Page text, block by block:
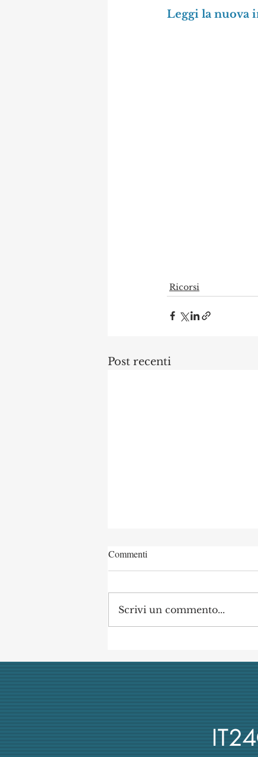
Leggi la nuova
Ricorsi
Post recenti
Classica a Uni Vanvitelli
Commenti
Scrivi un commento...